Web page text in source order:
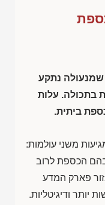
נתקע
בתכולה. עלות
ביתית.
משני עולמות:
הכספת לרוב
פארק המדע
ודיגיטליות.